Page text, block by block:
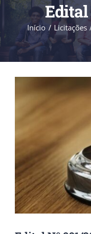
Edital
Início Licitações
Larger
Image